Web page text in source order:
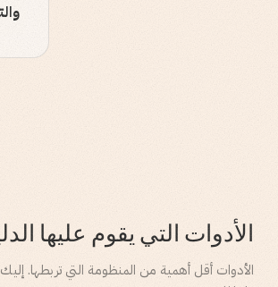
الأدوات التي يقوم عليها
الأدوات أقل أهمية من المنظومة التي تربطها.